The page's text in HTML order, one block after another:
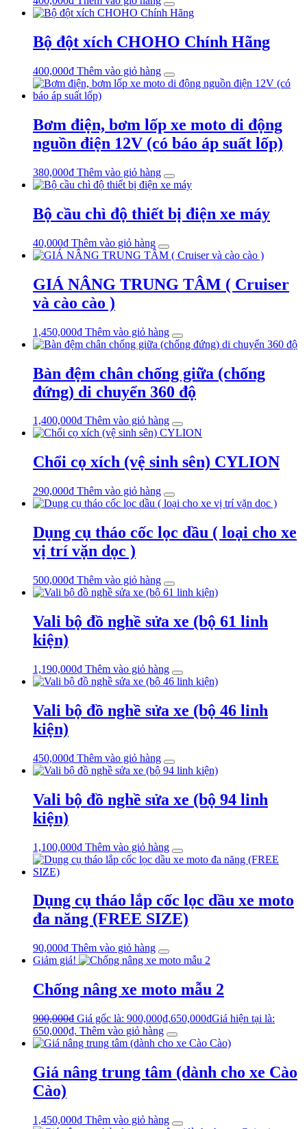
Bộ đột xích CHOHO Chính Hãng
400,000₫ Thêm vào giỏ hàng
Bơm điện, bơm lốp xe moto di động
nguồn điện 12V (có báo áp suất lốp)
380,000₫ Thêm vào giỏ hàng
Bộ cầu chì độ thiết bị điện xe máy
40,000₫ Thêm vào giỏ hàng
GIÁ NÂNG TRUNG TÂM ( Cruiser
và cào cào )
1,450,000₫ Thêm vào giỏ hàng
Bàn đệm chân chống giữa (chống
đứng) di chuyển 360 độ
1,400,000₫ Thêm vào giỏ hàng
Chổi cọ xích (vệ sinh sên) CYLION
290,000₫ Thêm vào giỏ hàng
Dụng cụ tháo cốc lọc dầu ( loại cho xe
vị trí vặn dọc )
500,000₫ Thêm vào giỏ hàng
Vali bộ đồ nghề sửa xe (bộ 61 linh
kiện)
1,190,000₫ Thêm vào giỏ hàng
Vali bộ đồ nghề sửa xe (bộ 46 linh
kiện)
450,000₫ Thêm vào giỏ hàng
Vali bộ đồ nghề sửa xe (bộ 94 linh
kiện)
1,100,000₫ Thêm vào giỏ hàng
Dụng cụ tháo lắp cốc lọc dầu xe moto
đa năng (FREE SIZE)
90,000₫ Thêm vào giỏ hàng
Giảm giá!
Chống nâng xe moto mẫu 2
900,000₫ Giá gốc là: 900,000₫.650,000₫Giá hiện tại là:
650,000₫. Thêm vào giỏ hàng
Giá nâng trung tâm (dành cho xe Cào
Cào)
1,450,000₫ Thêm vào giỏ hàng